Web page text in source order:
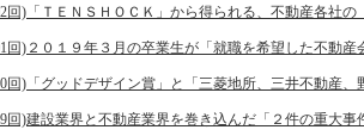
回)「ＴＥＮＳＨＯＣＫ」から得られる、不動産各社
回)２０１９年３月の卒業生が「就職を希望した不動産
回)「グッドデザイン賞」と「三菱地所、三井不動産、
回)建設業界と不動産業界を巻き込んだ「２件の重大事